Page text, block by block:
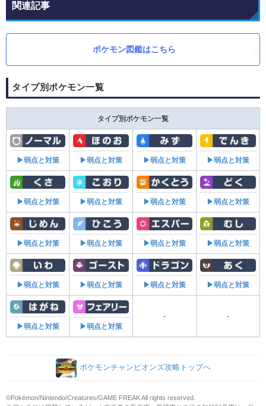
関連記事
ポケモン図鑑はこちら
タイプ別ポケモン一覧
タイプ別ポケモン一覧
▶弱点と対策 ▶弱点と対策 ▶弱点と対策 ▶弱点と対策
▶弱点と対策 ▶弱点と対策 ▶弱点と対策 ▶弱点と対策
▶弱点と対策 ▶弱点と対策 ▶弱点と対策 ▶弱点と対策
▶弱点と対策 ▶弱点と対策 ▶弱点と対策 ▶弱点と対策
▶弱点と対策 ▶弱点と対策
- -
ポケモンチャンピオンズ攻略トップへ
©Pokémon/Nintendo/Creatures/GAME FREAK All rights reserved.